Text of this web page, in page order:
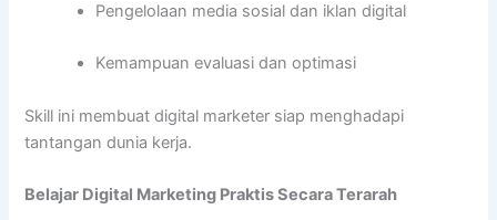
Pengelolaan media sosial dan iklan digital
Kemampuan evaluasi dan optimasi
Skill ini membuat digital marketer siap menghadapi
tantangan dunia kerja.
Belajar Digital Marketing Praktis Secara Terarah